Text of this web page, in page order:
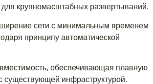
крупномасштабных развертываний.
сети с минимальным временем
принципу автоматической
обеспечивающая плавную
существующей инфраструктурой.